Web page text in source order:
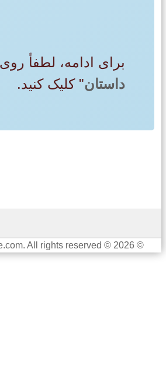
برای ادامه، لطفأ روی "
داستان" کلیک کنید.